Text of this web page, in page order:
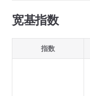
宽基指数
指数